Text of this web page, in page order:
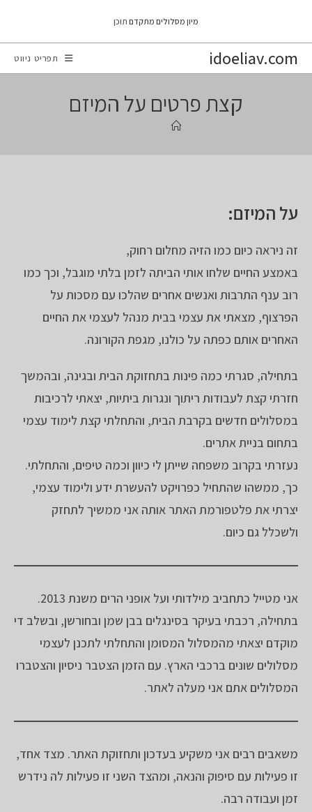
content
מיון מסלולים מתקדם תוכן
idoeliav.com תפריט ניווט
קצת פרטים על המיזם
על המיזם:
זה ניראה כיום כמו הזיה מחלום רחוק,
באמצע החיים שלחו אותי הביתה לזמן בלתי מוגבל, וכך כמו
רוב ענף התרבות ואנשים אחרים שהלכו עם מסכות על
הפרצוף, מצאתי את עצמי בבית מנהל לעצמי את החיים
האחרים אותם כפתה על כולנו, מגפת הקורונה.
בתחילה, סגרתי כמה פינות בתחזוקת הבית ובגינה, ובהמשך
חזרתי קצת לעבודות ריתוך ונגרות ביתיות, יצאתי לרכיבות
במסלולים חדשים בקרבת הבית, והתחלתי קצת לימוד עצמי
בתחום בניית אתרים.
נעזרתי בקרוב משפחה שייתן לי כיוון וכמה טיפים, והתחלתי.
כך, ממשהו שהתחיל כפרויקט להעשרת ידע ולימוד עצמי,
יצרתי את פלטפורמת האתר אותה אני ממשיך לתחזק
ולשכלל גם כיום.
אני מטייל כתחביב מילדותי ועל אופני הרים משנת 2013.
בתחילה, רכבתי בעיקר בסינגלים בבן שמן ובחורשן, ובשלב די
מוקדם יצאתי מהמסלול המסומן והתחלתי לתכנן לעצמי
מסלולים שונים ברכבי הארץ. עם הזמן הצטבר ניסיון והצטברו
המסלולים אתם אני מעלה לאתר.
משאבים רבים אני משקיע בעדכון ותחזוקת האתר. מצד אחד,
זו פעילות עם סיפוק והנאה, ומהצד השני זו פעילות לה נידרש
זמן ועבודה רבה.